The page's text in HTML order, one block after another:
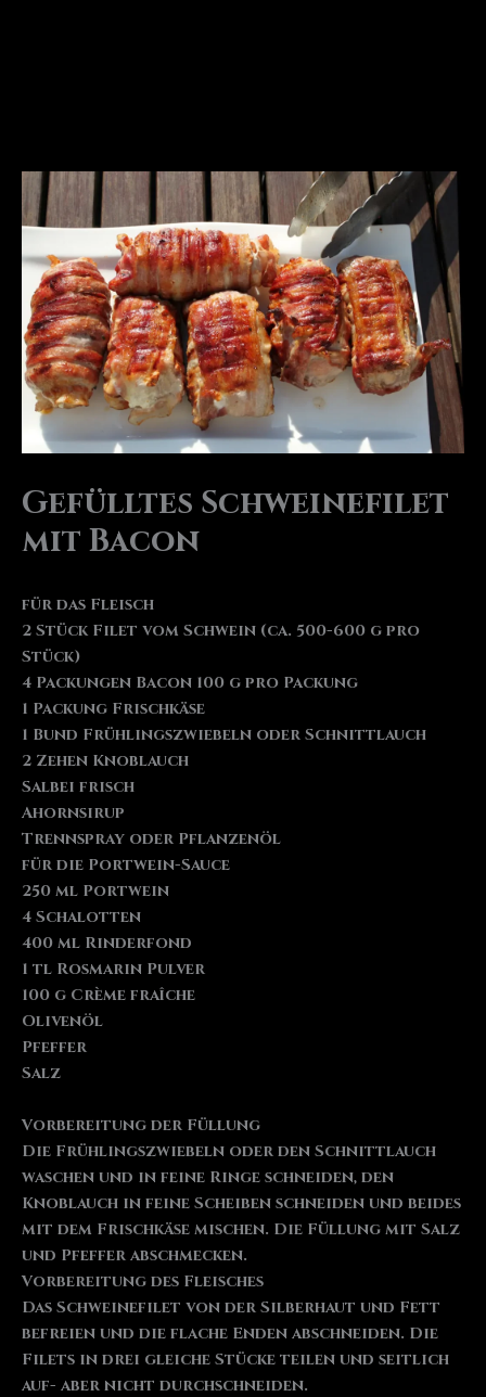
Gefülltes Schweinefilet
mit Bacon
für das Fleisch
2 Stück Filet vom Schwein (ca. 500-600 g pro
Stück)
4 Packungen Bacon 100 g pro Packung
1 Packung Frischkäse
1 Bund Frühlingszwiebeln oder Schnittlauch
2 Zehen Knoblauch
Salbei frisch
Ahornsirup
Trennspray oder Pflanzenöl
für die Portwein-Sauce
250 ml Portwein
4 Schalotten
400 ml Rinderfond
1 tl Rosmarin Pulver
100 g Crème fraîche
Olivenöl
Pfeffer
Salz
Vorbereitung der Füllung
Die Frühlingszwiebeln oder den Schnittlauch
waschen und in feine Ringe schneiden, den
Knoblauch in feine Scheiben schneiden und beides
mit dem Frischkäse mischen. Die Füllung mit Salz
und Pfeffer abschmecken.
Vorbereitung des Fleisches
Das Schweinefilet von der Silberhaut und Fett
befreien und die flache Enden abschneiden. Die
Filets in drei gleiche Stücke teilen und seitlich
auf- aber nicht durchschneiden.